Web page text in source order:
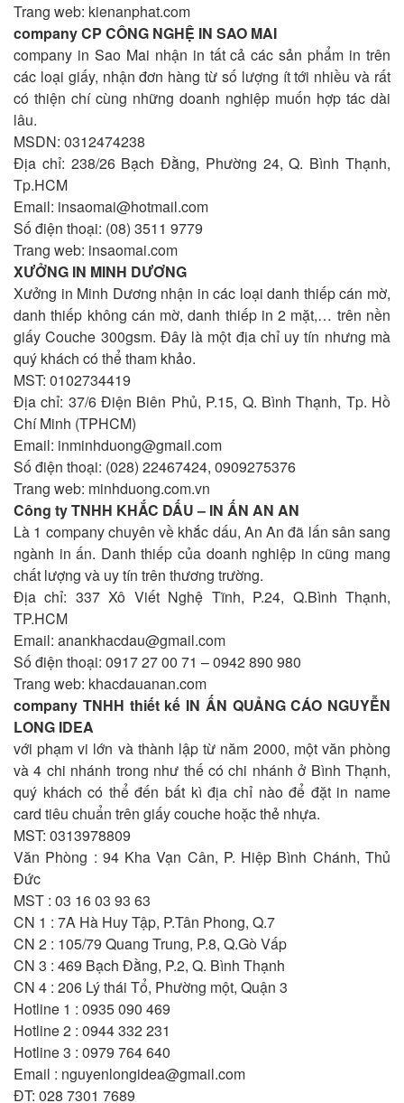
Trang web: kienanphat.com
company CP CÔNG NGHỆ IN SAO MAI
company in Sao Mai nhận in tất cả các sản phẩm in trên
các loại giấy, nhận đơn hàng từ số lượng ít tới nhiều và rất
có thiện chí cùng những doanh nghiệp muốn hợp tác dài
lâu.
MSDN: 0312474238
Địa chỉ: 238/26 Bạch Đằng, Phường 24, Q. Bình Thạnh,
Tp.HCM
Email: insaomai@hotmail.com
Số điện thoại: (08) 3511 9779
Trang web: insaomai.com
XƯỞNG IN MINH DƯƠNG
Xưởng in Minh Dương nhận in các loại danh thiếp cán mờ,
danh thiếp không cán mờ, danh thiếp in 2 mặt,… trên nền
giấy Couche 300gsm. Đây là một địa chỉ uy tín nhưng mà
quý khách có thể tham khảo.
MST: 0102734419
Địa chỉ: 37/6 Điện Biên Phủ, P.15, Q. Bình Thạnh, Tp. Hồ
Chí Minh (TPHCM)
Email: inminhduong@gmail.com
Số điện thoại: (028) 22467424, 0909275376
Trang web: minhduong.com.vn
Công ty TNHH KHẮC DẤU – IN ẤN AN AN
Là 1 company chuyên về khắc dấu, An An đã lấn sân sang
ngành in ấn. Danh thiếp của doanh nghiệp in cũng mang
chất lượng và uy tín trên thương trường.
Địa chỉ: 337 Xô Viết Nghệ Tĩnh, P.24, Q.Bình Thạnh,
TP.HCM
Email: anankhacdau@gmail.com
Số điện thoại: 0917 27 00 71 – 0942 890 980
Trang web: khacdauanan.com
company TNHH thiết kế IN ẤN QUẢNG CÁO NGUYỄN
LONG IDEA
với phạm vi lớn và thành lập từ năm 2000, một văn phòng
và 4 chi nhánh trong như thế có chi nhánh ở Bình Thạnh,
quý khách có thể đến bất kì địa chỉ nào để đặt in name
card tiêu chuẩn trên giấy couche hoặc thẻ nhựa.
MST: 0313978809
Văn Phòng : 94 Kha Vạn Cân, P. Hiệp Bình Chánh, Thủ
Đức
MST : 03 16 03 93 63
CN 1 : 7A Hà Huy Tập, P.Tân Phong, Q.7
CN 2 : 105/79 Quang Trung, P.8, Q.Gò Vấp
CN 3 : 469 Bạch Đằng, P.2, Q. Bình Thạnh
CN 4 : 206 Lý thái Tổ, Phường một, Quận 3
Hotline 1 : 0935 090 469
Hotline 2 : 0944 332 231
Hotline 3 : 0979 764 640
Email : nguyenlongidea@gmail.com
ĐT: 028 7301 7689